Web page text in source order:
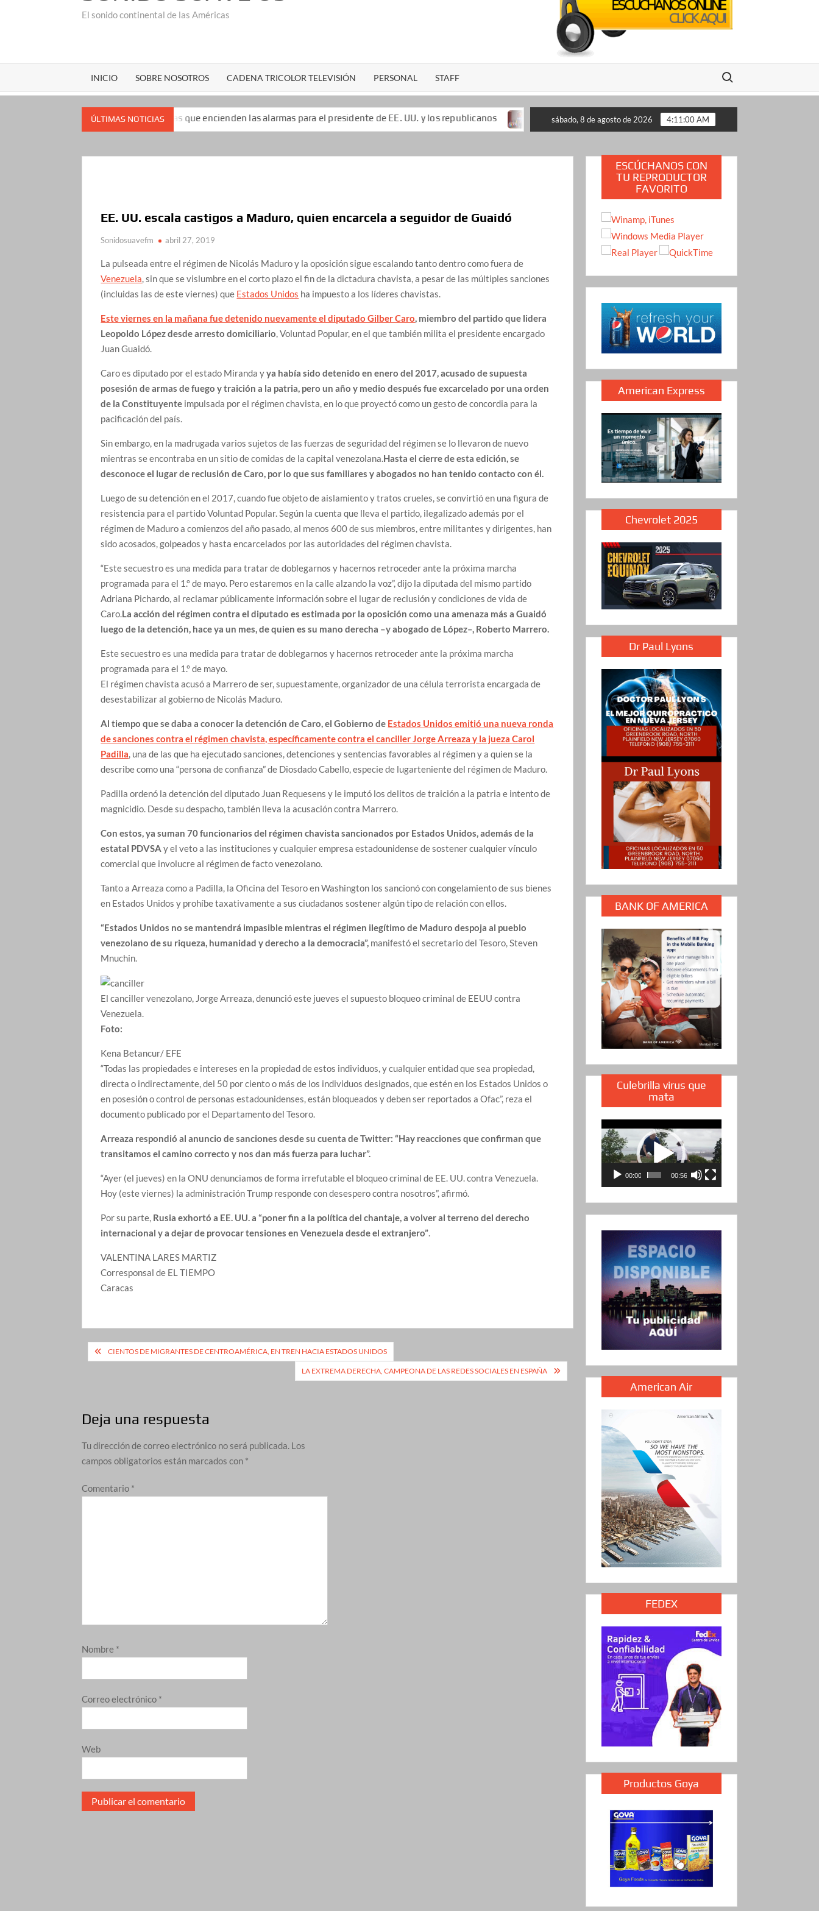
El sonido continental de las Américas
INICIO SOBRE NOSOTROS CADENA TRICOLOR TELEVISIÓN PERSONAL STAFF
Buscar:
ÚLTIMAS NOTICIAS
las encuestas que encienden las alarmas para el presidente de EE. UU. y los republicanos Keiko Fujimori lo propone a Estados Unidos Crimen de la influencer
sábado, 8 de agosto de 2026 4:11:01 AM
EE. UU. escala castigos a Maduro, quien encarcela a seguidor de Guaidó
Sonidosuavefm abril 27, 2019
La pulseada entre el régimen de Nicolás Maduro y la oposición sigue escalando tanto dentro como fuera de
Venezuela, sin que se vislumbre en el corto plazo el fin de la dictadura chavista, a pesar de las múltiples sanciones
(incluidas las de este viernes) que Estados Unidos ha impuesto a los líderes chavistas.
Este viernes en la mañana fue detenido nuevamente el diputado Gilber Caro, miembro del partido que lidera
Leopoldo Lópezdesde arresto domiciliario, Voluntad Popular, en el que también milita el presidente encargado
Juan Guaidó.
Caro es diputado por el estado Miranda yya había sido detenido en enero del 2017, acusado de supuesta
posesión de armas de fuego y traición a la patria, pero un año y medio después fue excarcelado por una orden
de la Constituyente impulsada por el régimen chavista, en lo que proyectó como un gesto de concordia para la
pacificación del país.
Sin embargo, en la madrugada varios sujetos de las fuerzas de seguridad del régimen se lo llevaron de nuevo
mientras se encontraba en un sitio de comidas de la capital venezolana.Hasta el cierre de esta edición, se
desconoce el lugar de reclusión de Caro, por lo que sus familiares y abogados no han tenido contacto con él.
Luego de su detención en el 2017, cuando fue objeto de aislamiento y tratos crueles, se convirtió en una figura de
resistencia para el partido Voluntad Popular. Según la cuenta que lleva el partido, ilegalizado además por el
régimen de Maduro a comienzos del año pasado, al menos 600 de sus miembros, entre militantes y dirigentes, han
sido acosados, golpeados y hasta encarcelados por las autoridades del régimen chavista.
“Este secuestro es una medida para tratar de doblegarnos y hacernos retroceder ante la próxima marcha
programada para el 1.° de mayo. Pero estaremos en la calle alzando la voz”, dijo la diputada del mismo partido
Adriana Pichardo, al reclamar públicamente información sobre el lugar de reclusión y condiciones de vida de
Caro.La acción del régimen contra el diputado es estimada por la oposición como una amenaza más a Guaidó
luego de la detención, hace ya un mes, de quien es su mano derecha –y abogado de López–, Roberto Marrero.
Este secuestro es una medida para tratar de doblegarnos y hacernos retroceder ante la próxima marcha
programada para el 1.° de mayo.
El régimen chavista acusó a Marrero de ser, supuestamente, organizador de una célula terrorista encargada de
desestabilizar al gobierno de Nicolás Maduro.
Al tiempo que se daba a conocer la detención de Caro, el Gobierno de Estados Unidos emitió una nueva ronda
de sanciones contra el régimen chavista, específicamente contra el canciller Jorge Arreaza y la jueza Carol
Padilla, una de las que ha ejecutado sanciones, detenciones y sentencias favorables al régimen y a quien se la
describe como una “persona de confianza” de Diosdado Cabello, especie de lugarteniente del régimen de Maduro.
Padilla ordenó la detención del diputado Juan Requesens y le imputó los delitos de traición a la patria e intento de
magnicidio. Desde su despacho, también lleva la acusación contra Marrero.
Con estos, ya suman 70 funcionarios del régimen chavista sancionados por Estados Unidos, además de la
estatal PDVSA y el veto a las instituciones y cualquier empresa estadounidense de sostener cualquier vínculo
comercial que involucre al régimen de facto venezolano.
Tanto a Arreaza como a Padilla, la Oficina del Tesoro en Washington los sancionó con congelamiento de sus bienes
en Estados Unidos y prohíbe taxativamente a sus ciudadanos sostener algún tipo de relación con ellos.
“Estados Unidos no se mantendrá impasible mientras el régimen ilegítimo de Maduro despoja al pueblo
venezolano de su riqueza, humanidad y derecho a la democracia”, manifestó el secretario del Tesoro, Steven
Mnuchin.
El canciller venezolano, Jorge Arreaza, denunció este jueves el supuesto bloqueo criminal de EEUU contra
Venezuela.
Foto:
Kena Betancur/ EFE
“Todas las propiedades e intereses en la propiedad de estos individuos, y cualquier entidad que sea propiedad,
directa o indirectamente, del 50 por ciento o más de los individuos designados, que estén en los Estados Unidos o
en posesión o control de personas estadounidenses, están bloqueados y deben ser reportados a Ofac”, reza el
documento publicado por el Departamento del Tesoro.
Arreaza respondió al anuncio de sanciones desde su cuenta de Twitter: “Hay reacciones que confirman que
transitamos el camino correcto y nos dan más fuerza para luchar”.
“Ayer (el jueves) en la ONU denunciamos de forma irrefutable el bloqueo criminal de EE. UU. contra Venezuela.
Hoy (este viernes) la administración Trump responde con desespero contra nosotros”, afirmó.
Por su parte, Rusia exhortó a EE. UU. a “poner fin a la política del chantaje, a volver al terreno del derecho
internacional y a dejar de provocar tensiones en Venezuela desde el extranjero”.
VALENTINA LARES MARTIZ
Corresponsal de EL TIEMPO
Caracas
Navegación
CIENTOS DE MIGRANTES DE CENTROAMÉRICA, EN TREN HACIA ESTADOS UNIDOS
LA EXTREMA DERECHA, CAMPEONA DE LAS REDES SOCIALES EN ESPAÑA
Deja una respuesta
Tu dirección de correo electrónico no será publicada. Los
campos obligatorios están marcados con *
Comentario *
Nombre *
Correo electrónico *
Web
ESCÚCHANOS CON
TU REPRODUCTOR
FAVORITO
American Express
Chevrolet 2025
Dr Paul Lyons
BANK OF AMERICA
Culebrilla virus que
mata
Reproductor
de
vídeo
00:00 00:56
American Air
FEDEX
Productos Goya